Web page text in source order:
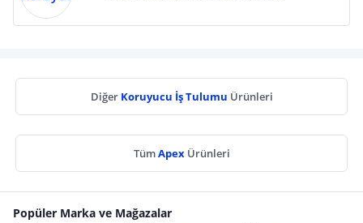
Diğer Koruyucu İş Tulumu Ürünleri
TümApex Ürünleri
Popüler Marka ve Mağazalar